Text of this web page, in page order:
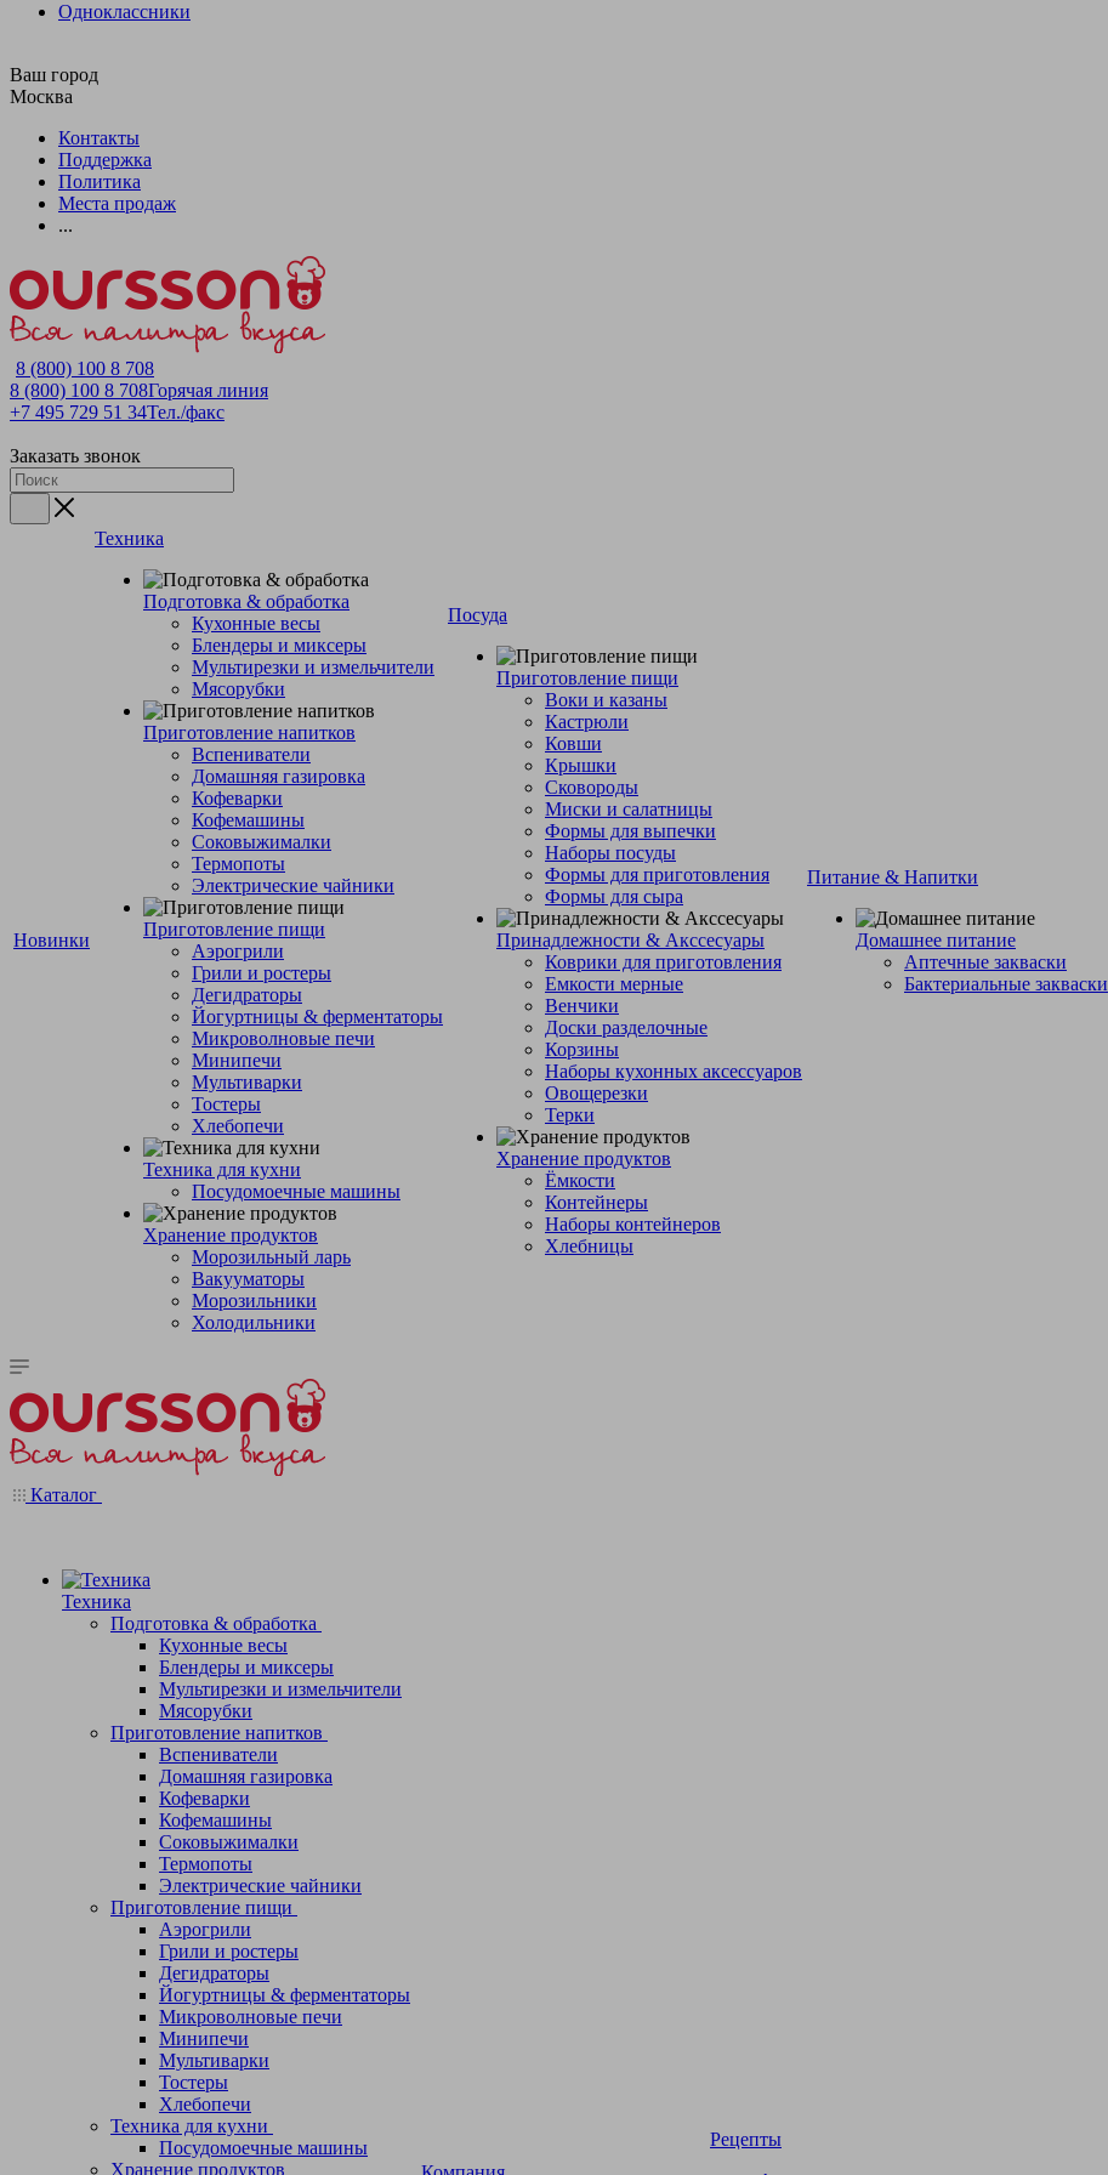
Одноклассники
Ваш город
Москва
Контакты
Поддержка
Политика
Места продаж
...
8 (800) 100 8 708
8 (800) 100 8 708Горячая линия
+7 495 729 51 34Тел./факс
Заказать звонок
Новинки
Техника
Подготовка & обработка
Кухонные весы
Блендеры и миксеры
Мультирезки и измельчители
Мясорубки
Приготовление напитков
Вспениватели
Домашняя газировка
Кофеварки
Кофемашины
Соковыжималки
Термопоты
Электрические чайники
Приготовление пищи
Аэрогрили
Грили и ростеры
Дегидраторы
Йогуртницы & ферментаторы
Микроволновые печи
Минипечи
Мультиварки
Тостеры
Хлебопечи
Техника для кухни
Посудомоечные машины
Хранение продуктов
Морозильный ларь
Вакууматоры
Морозильники
Холодильники
Посуда
Приготовление пищи
Воки и казаны
Кастрюли
Ковши
Крышки
Сковороды
Миски и салатницы
Формы для выпечки
Наборы посуды
Формы для приготовления
Формы для сыра
Принадлежности & Акссесуары
Коврики для приготовления
Емкости мерные
Венчики
Доски разделочные
Корзины
Наборы кухонных аксессуаров
Овощерезки
Терки
Хранение продуктов
Ёмкости
Контейнеры
Наборы контейнеров
Хлебницы
Питание & Напитки
Домашнее питание
Аптечные закваски
Бактериальные закваски
Каталог
Техника
Подготовка & обработка
Кухонные весы
Блендеры и миксеры
Мультирезки и измельчители
Мясорубки
Приготовление напитков
Вспениватели
Домашняя газировка
Кофеварки
Кофемашины
Соковыжималки
Термопоты
Электрические чайники
Приготовление пищи
Аэрогрили
Грили и ростеры
Дегидраторы
Йогуртницы & ферментаторы
Микроволновые печи
Минипечи
Мультиварки
Тостеры
Хлебопечи
Техника для кухни
Посудомоечные машины
Хранение продуктов
Рецепты